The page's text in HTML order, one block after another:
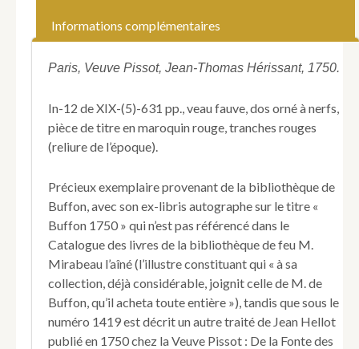
teinture
laines
étoffes
de
laine
et
petit
teint.
Avec
une
instruction
sur
les
déboüillis.
Informations complémentaires
Paris, Veuve Pissot, Jean-Thomas Hérissant, 1750.
In-12 de XIX-(5)-631 pp., veau fauve, dos orné à nerfs,
pièce de titre en maroquin rouge, tranches rouges
(reliure de l’époque).
Précieux exemplaire provenant de la bibliothèque de
Buffon, avec son ex-libris autographe sur le titre «
Buffon 1750 » qui n’est pas référencé dans le
Catalogue des livres de la bibliothèque de feu M.
Mirabeau l’aîné (l’illustre constituant qui « à sa
collection, déjà considérable, joignit celle de M. de
Buffon, qu’il acheta toute entière »), tandis que sous le
numéro 1419 est décrit un autre traité de Jean Hellot
publié en 1750 chez la Veuve Pissot : De la Fonte des